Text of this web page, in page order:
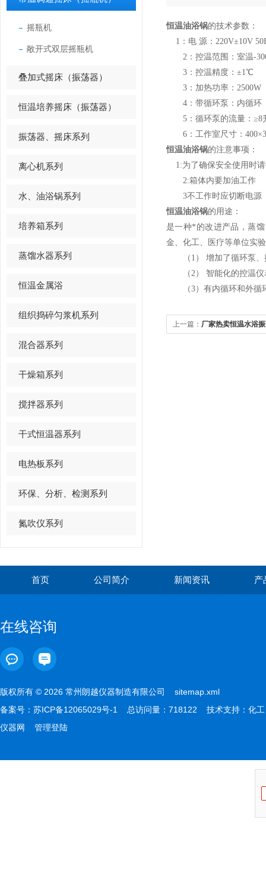
摇瓶机
敞开式双层摇瓶机
叠加式摇床（振荡器）
恒温培养摇床（振荡器）
振荡器、摇床系列
离心机系列
水、油浴锅系列
培养箱系列
蒸馏水器系列
恒温金属浴
组织捣碎匀浆机系列
混合器系列
干燥箱系列
搅拌器系列
干式恒温器系列
电热板系列
环保、分析、检测系列
氮吹仪系列
恒温油浴锅的技术参数：
1：电 源：220V±10V
2：控温范围：室温-
3：控温精度：±1℃
3：加热功率：2500W
4：带循环泵：内循环
5：循环泵的流量：≥8
6：工作室尺寸：
恒温油浴锅的注意事项：
1:为了确保安全使用时
2:箱体内要加油工作
3不工作时应切断电源
恒温油浴锅的用途：
是一种*的改进产品，蒸
金、化工、医疗等单位实
（1） 增加了循环泵、
（2） 智能化的控温仪
（3）有内循环和外循
上一篇： 厂家热卖恒温水浴
首页 公司简介 新闻资讯 产
在线咨询
版权所有 © 2026 常州朗越仪器制造有限公司 sitemap.xml
备案号： 苏ICP备12065029号-1 总访问量：718122 技术支持： 化工
仪器网
管理登陆